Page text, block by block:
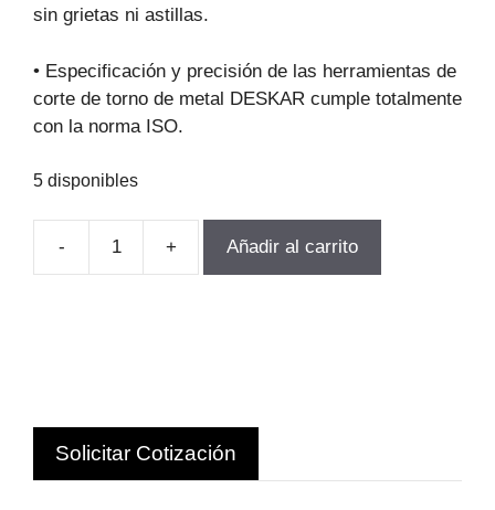
sin grietas ni astillas.
• Especificación y precisión de las herramientas de
corte de torno de metal DESKAR cumple totalmente
con la norma ISO.
5 disponibles
-
INSERTO
C
cantidad
+ Añadir al carrito
Solicitar Cotización